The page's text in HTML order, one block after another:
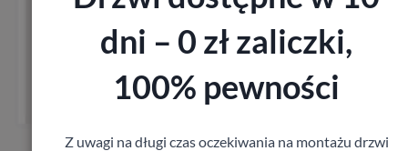
dni – 0 zł zaliczki,
100% pewności
Z uwagi na długi czas oczekiwania na montażu drzwi